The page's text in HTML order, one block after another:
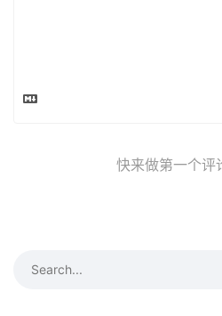
快来做第一个评